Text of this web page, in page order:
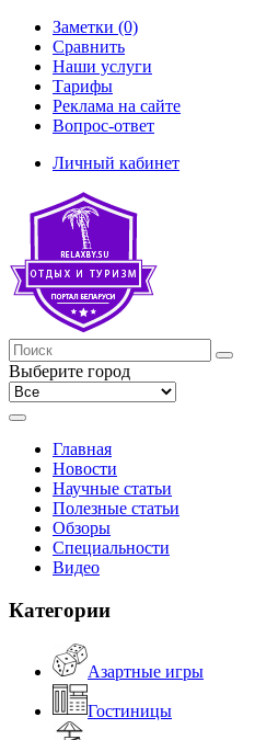
Заметки (0)
Сравнить
Наши услуги
Тарифы
Реклама на сайте
Вопрос-ответ
Личный кабинет
Выберите город
Главная
Новости
Научные статьи
Полезные статьи
Обзоры
Специальности
Видео
Категории
Азартные игры
Гостиницы